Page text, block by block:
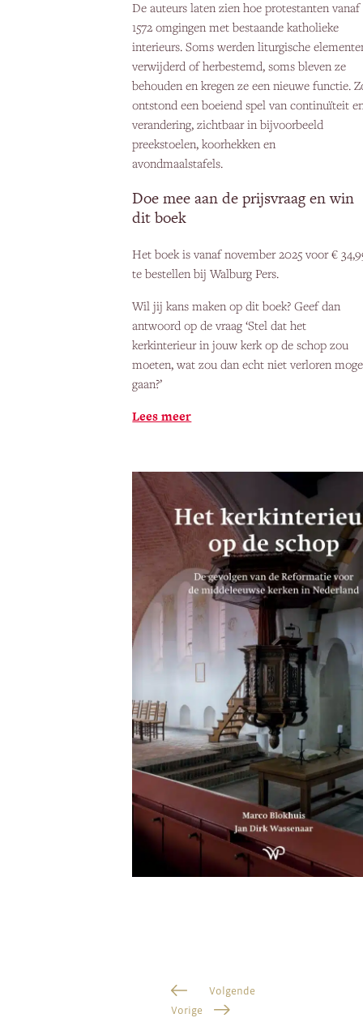
De auteurs laten zien hoe protestanten vanaf
1572 omgingen met bestaande katholieke
interieurs. Soms werden liturgische
verwijderd of herbestemd, soms bleven ze
behouden en kregen ze een nieuwe functie.
ontstond een boeiend spel van continuïteit
verandering, zichtbaar in bijvoorbeeld
preekstoelen, koorhekken en
avondmaalstafels.
Doe mee aan de prijsvraag en win
dit boek
Het boek is vanaf november 2025 voor €
te bestellen bij Walburg Pers.
Wil jij kans maken op dit boek? Geef dan
antwoord op de vraag ‘Stel dat het
kerkinterieur in jouw kerk op de schop zou
moeten, wat zou dan echt niet verloren
gaan?’
Lees meer
Vorige
Volgende